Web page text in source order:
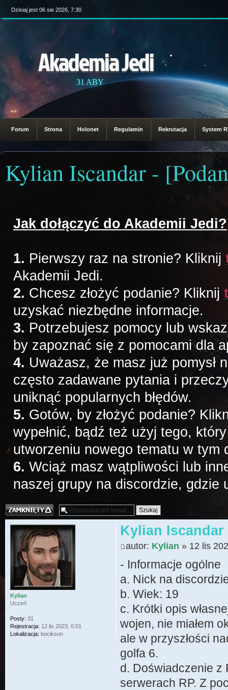
Dzisiaj jest 06 sie 2026, 7:30
Akademia Jedi
31 ABY
Forum Strona Holonet Regulamin Rekrutacja System
Kylian Iscandar -
Jak dołączyć do Akademii Jedi?
1. Pierwszy raz na stronie? Kliknij
Akademii Jedi.
2. Chcesz złożyć podanie? Kliknij
uzyskać niezbędne informacje.
3. Potrzebujesz pomocy lub
by zapoznać się z pomocami dla
4. Uważasz, że masz już pomysł
często zadawane pytania i
uniknąć popularnych błędów.
5. Gotów, by złożyć podanie?
wypełnić, bądź też użyj tego,
utworzeniu nowego tematu w tym
6. Wciąż masz wątpliwości lub
naszej grupy na discordzie, gdzie
Temat zamknięty
Kylian Iscandar
autor: Kylian » 12 lis
- Informacje ogólne
a. Nick na
b. Wiek: 19
c. Krótki opis
wojen, nie miałem
ale w przyszłości
golfa 6.
d. Doświadczenie z
serwerach RP. Z
Kylian
Uczeń
Posty: 31
Rejestracja: 12 lis 2023, 0:01
Lokalizacja: bocikson